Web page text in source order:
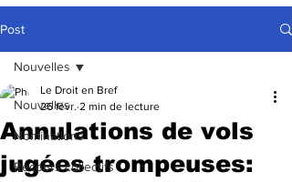
Post
Nouvelles
Nominations
Recours collectifs
Nouvelles
Annulations de vols
jugées trompeuses:
Le Droit en Bref
26 févr. 2 min de lecture